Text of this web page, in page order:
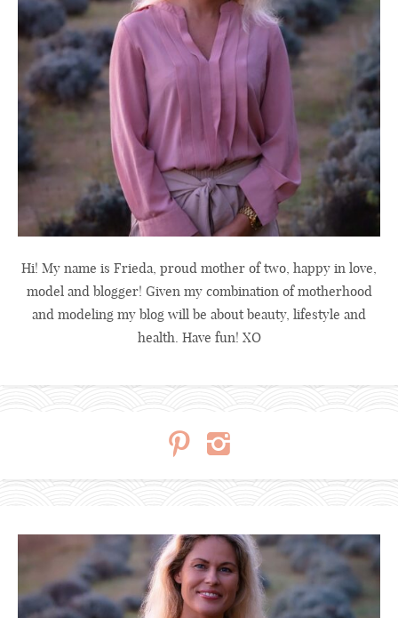
Hi! My name is Frieda, proud mother of two, happy in love,
model and blogger! Given my combination of motherhood
and modeling my blog will be about beauty, lifestyle and
health. Have fun! XO